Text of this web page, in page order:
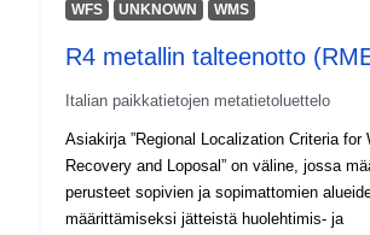
WFS UNKNOWN WMS
R4 metallin talteenotto
Italian paikkatietojen metatietoluettelo
Asiakirja ”Regional Localization Criteria for
Recovery and Loposal” on väline, jossa
perusteet sopivien ja sopimattomien
määrittämiseksi jätteistä huolehtimis- ja